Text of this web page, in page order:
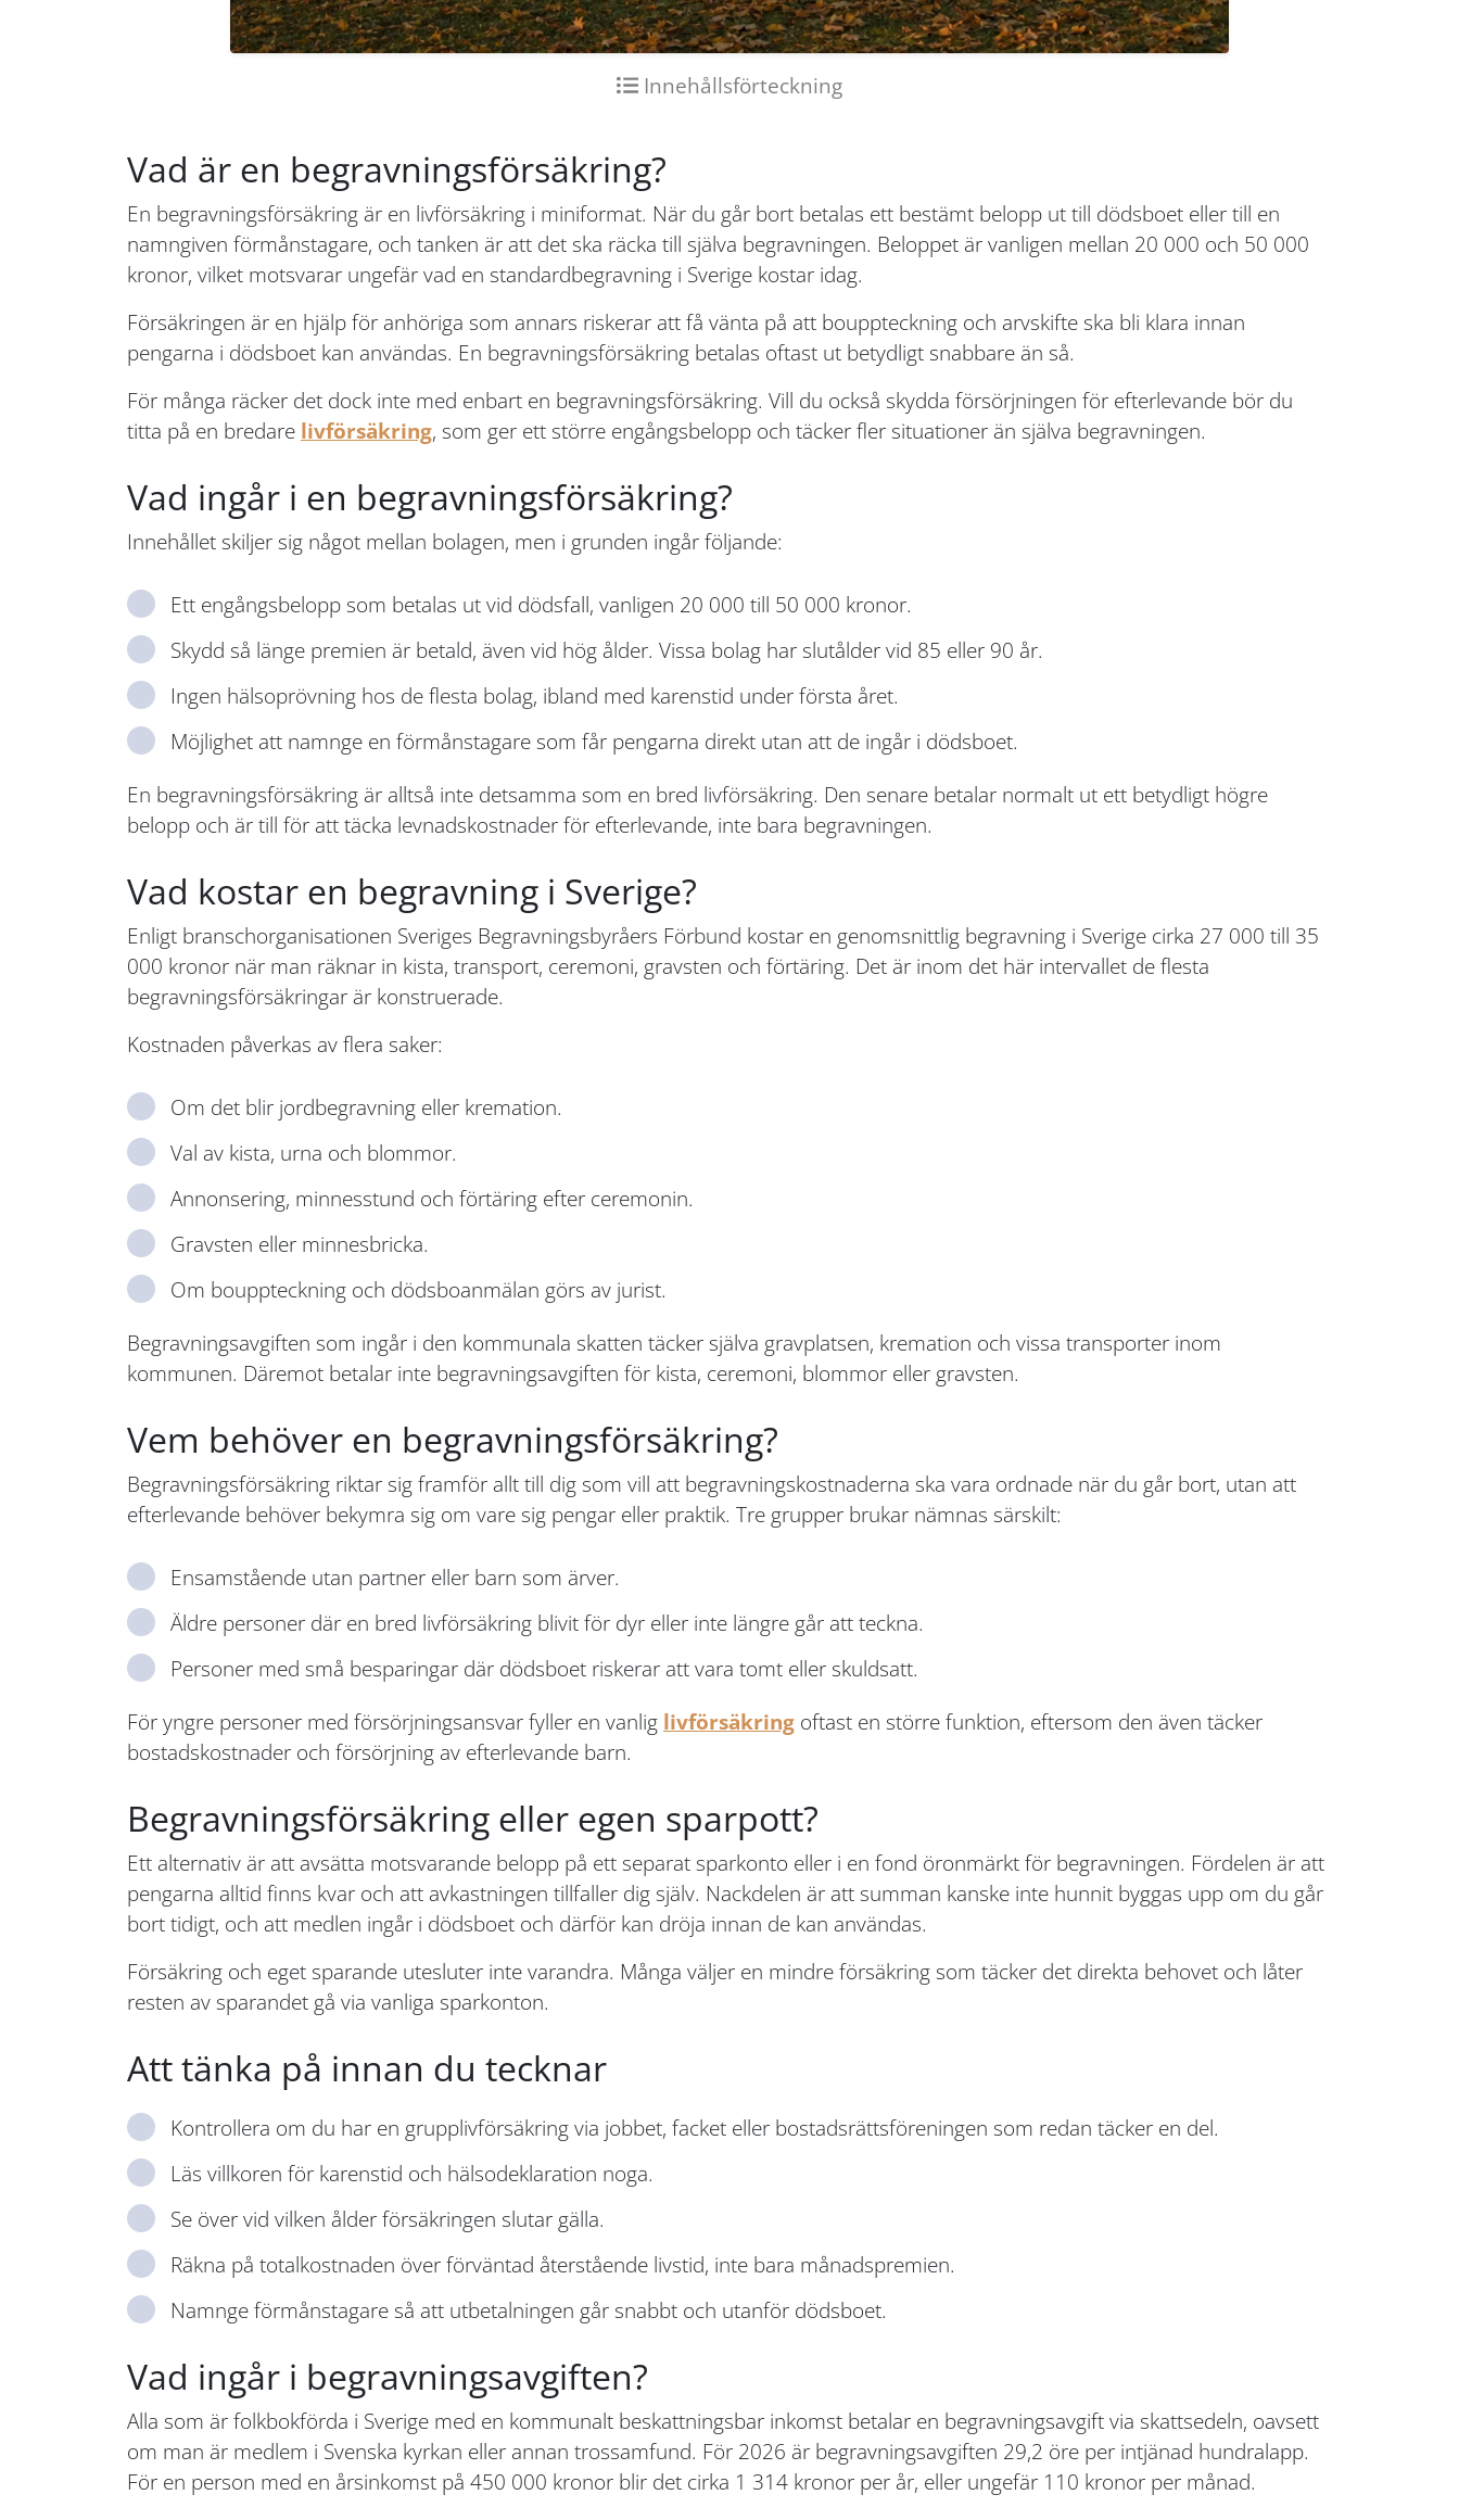
Innehållsförteckning
Vad är en begravningsförsäkring?
En begravningsförsäkring är en livförsäkring i miniformat. När du går bort betalas ett bestämt belopp ut till dödsboet eller till en
namngiven förmånstagare, och tanken är att det ska räcka till själva begravningen. Beloppet är vanligen mellan 20 000 och 50 000
kronor, vilket motsvarar ungefär vad en standardbegravning i Sverige kostar idag.
Försäkringen är en hjälp för anhöriga som annars riskerar att få vänta på att bouppteckning och arvskifte ska bli klara innan
pengarna i dödsboet kan användas. En begravningsförsäkring betalas oftast ut betydligt snabbare än så.
För många räcker det dock inte med enbart en begravningsförsäkring. Vill du också skydda försörjningen för efterlevande bör du
titta på en bredare livförsäkring, som ger ett större engångsbelopp och täcker fler situationer än själva begravningen.
Vad ingår i en begravningsförsäkring?
Innehållet skiljer sig något mellan bolagen, men i grunden ingår följande:
Ett engångsbelopp som betalas ut vid dödsfall, vanligen 20 000 till 50 000 kronor.
Skydd så länge premien är betald, även vid hög ålder. Vissa bolag har slutålder vid 85 eller 90 år.
Ingen hälsoprövning hos de flesta bolag, ibland med karenstid under första året.
Möjlighet att namnge en förmånstagare som får pengarna direkt utan att de ingår i dödsboet.
En begravningsförsäkring är alltså inte detsamma som en bred livförsäkring. Den senare betalar normalt ut ett betydligt högre
belopp och är till för att täcka levnadskostnader för efterlevande, inte bara begravningen.
Vad kostar en begravning i Sverige?
Enligt branschorganisationen Sveriges Begravningsbyråers Förbund kostar en genomsnittlig begravning i Sverige cirka 27 000 till 35
000 kronor när man räknar in kista, transport, ceremoni, gravsten och förtäring. Det är inom det här intervallet de flesta
begravningsförsäkringar är konstruerade.
Kostnaden påverkas av flera saker:
Om det blir jordbegravning eller kremation.
Val av kista, urna och blommor.
Annonsering, minnesstund och förtäring efter ceremonin.
Gravsten eller minnesbricka.
Om bouppteckning och dödsboanmälan görs av jurist.
Begravningsavgiften som ingår i den kommunala skatten täcker själva gravplatsen, kremation och vissa transporter inom
kommunen. Däremot betalar inte begravningsavgiften för kista, ceremoni, blommor eller gravsten.
Vem behöver en begravningsförsäkring?
Begravningsförsäkring riktar sig framför allt till dig som vill att begravningskostnaderna ska vara ordnade när du går bort, utan att
efterlevande behöver bekymra sig om vare sig pengar eller praktik. Tre grupper brukar nämnas särskilt:
Ensamstående utan partner eller barn som ärver.
Äldre personer där en bred livförsäkring blivit för dyr eller inte längre går att teckna.
Personer med små besparingar där dödsboet riskerar att vara tomt eller skuldsatt.
För yngre personer med försörjningsansvar fyller en vanlig livförsäkring oftast en större funktion, eftersom den även täcker
bostadskostnader och försörjning av efterlevande barn.
Begravningsförsäkring eller egen sparpott?
Ett alternativ är att avsätta motsvarande belopp på ett separat sparkonto eller i en fond öronmärkt för begravningen. Fördelen är att
pengarna alltid finns kvar och att avkastningen tillfaller dig själv. Nackdelen är att summan kanske inte hunnit byggas upp om du går
bort tidigt, och att medlen ingår i dödsboet och därför kan dröja innan de kan användas.
Försäkring och eget sparande utesluter inte varandra. Många väljer en mindre försäkring som täcker det direkta behovet och låter
resten av sparandet gå via vanliga sparkonton.
Att tänka på innan du tecknar
Kontrollera om du har en grupplivförsäkring via jobbet, facket eller bostadsrättsföreningen som redan täcker en del.
Läs villkoren för karenstid och hälsodeklaration noga.
Se över vid vilken ålder försäkringen slutar gälla.
Räkna på totalkostnaden över förväntad återstående livstid, inte bara månadspremien.
Namnge förmånstagare så att utbetalningen går snabbt och utanför dödsboet.
Vad ingår i begravningsavgiften?
Alla som är folkbokförda i Sverige med en kommunalt beskattningsbar inkomst betalar en begravningsavgift via skattsedeln, oavsett
om man är medlem i Svenska kyrkan eller annan trossamfund. För 2026 är begravningsavgiften 29,2 öre per intjänad hundralapp.
För en person med en årsinkomst på 450 000 kronor blir det cirka 1 314 kronor per år, eller ungefär 110 kronor per månad.